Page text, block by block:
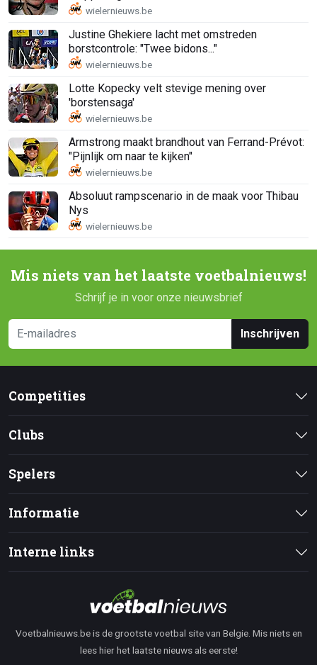
Justine Ghekiere lacht met omstreden
borstcontrole: "Twee bidons..."
Lotte Kopecky velt stevige mening over
'borstensaga'
Armstrong maakt brandhout van Ferrand-Prévot:
"Pijnlijk om naar te kijken"
Absoluut rampscenario in de maak voor Thibau
Nys
Mis niets van het laatste voetbalnieuws!
Schrijf je in voor onze nieuwsbrief
Inschrijven
Competities
Clubs
Spelers
Informatie
Interne links
Voetbalnieuws.be is de grootste voetbal site van Belgie. Mis niets en
lees hier het laatste nieuws als eerste!